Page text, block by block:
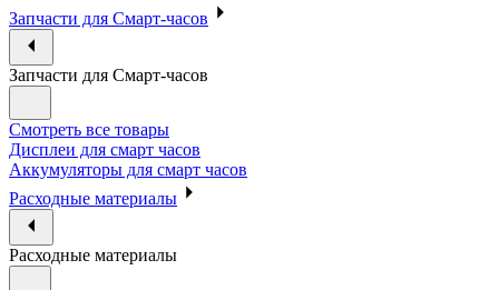
Запчасти для Смарт-часов
Запчасти для Смарт-часов
Смотреть все товары
Дисплеи для смарт часов
Аккумуляторы для смарт часов
Расходные материалы
Расходные материалы